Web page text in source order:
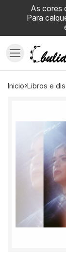
As cores
Para
inicio libros e